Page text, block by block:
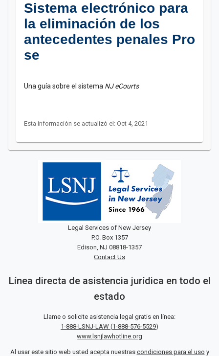
Sistema electrónico para
la eliminación de los
antecedentes penales Pro
se
Una guía sobre el sistema NJ eCourts
Esta información se actualizó el: Oct 4, 2021
Legal Services of New Jersey
P.O. Box 1357
Edison, NJ 08818-1357
Contact Us
Línea directa de asistencia jurídica en todo el
estado
Llame o solicite asistencia legal gratis en línea:
1-888-LSNJ-LAW (1-888-576-5529)
www.lsnjlawhotline.org
Al usar este sitio web usted acepta nuestras condiciones para el uso y